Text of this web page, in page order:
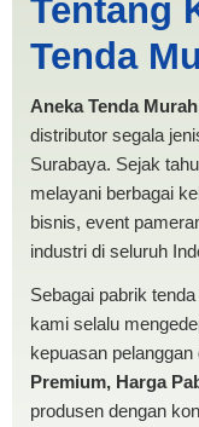
ANEKA
Tentang
Tenda
Aneka Tenda
distributor segala
Surabaya. Sejak
melayani berbagai
bisnis, event
industri di seluruh
Sebagai pabrik
kami selalu
kepuasan
Premium, Harga
produsen dengan